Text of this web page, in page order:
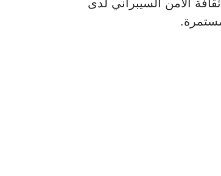
الأمن السيبراني لدى